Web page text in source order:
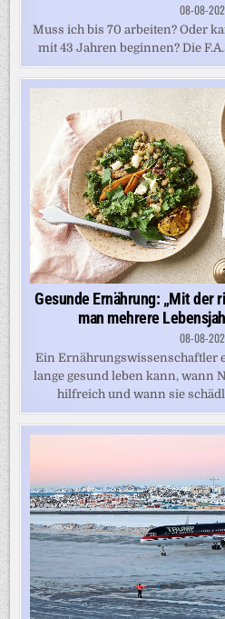
08-08-
Muss ich bis 70 arbeiten? Oder
mit 43 Jahren beginnen? Die
Gesunde Ernährung: „Mit der
man mehrere
08-08-
Ein Ernährungswissenschaftler
lange gesund leben kann, wann
hilfreich und wann sie